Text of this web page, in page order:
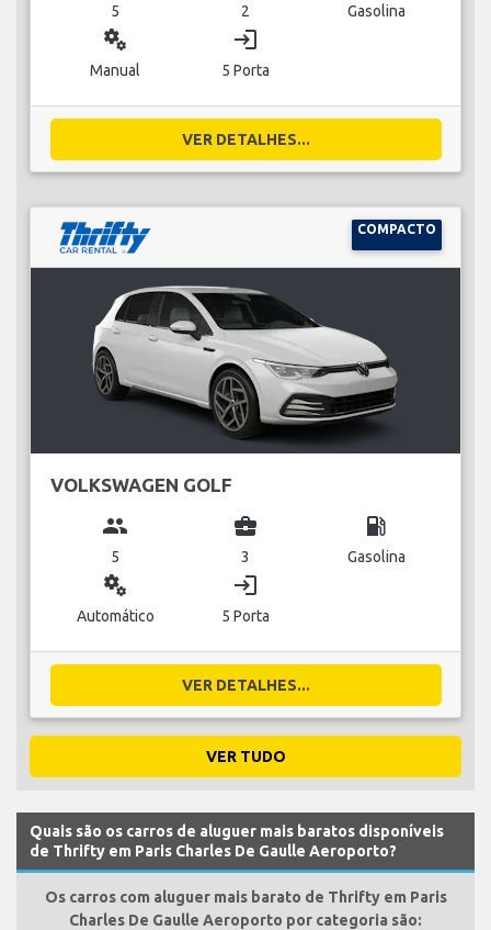
5 2 Gasolina
miscellaneous_services
Manual
login
5 Porta
VER DETALHES...
COMPACTO
VOLKSWAGEN GOLF
group
5
business_center
3
local_gas_station
Gasolina
miscellaneous_services
Automático
login
5 Porta
VER DETALHES...
VER TUDO
Quais são os carros de aluguer mais baratos disponíveis
de Thrifty em Paris Charles De Gaulle Aeroporto?
Os carros com aluguer mais barato de Thrifty em Paris
Charles De Gaulle Aeroporto por categoria são: